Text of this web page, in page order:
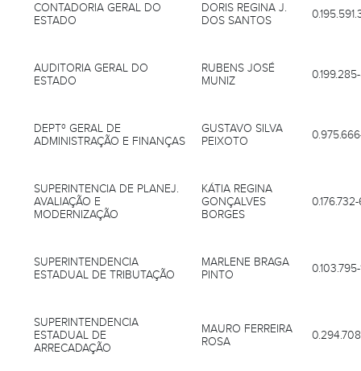
CONTADORIA GERAL DO
ESTADO
DORIS REGINA J.
DOS SANTOS
AUDITORIA GERAL DO
ESTADO
RUBENS JOSÉ
MUNIZ
DEPTº GERAL DE
ADMINISTRAÇÃO E FINANÇAS
GUSTAVO SILVA
PEIXOTO
SUPERINTENCIA DE PLANEJ.
AVALIAÇÃO E
MODERNIZAÇÃO
KÁTIA REGINA
GONÇALVES
BORGES
SUPERINTENDENCIA
ESTADUAL DE TRIBUTAÇÃO
MARLENE BRAGA
PINTO
0.103.795-
SUPERINTENDENCIA
ESTADUAL DE
ARRECADAÇÃO
MAURO FERREIRA
ROSA